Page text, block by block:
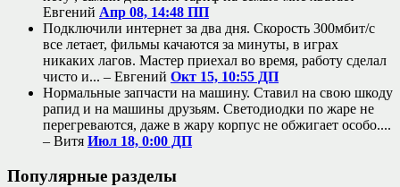
Евгений Апр 08, 14:48 ПП
Подключили интернет за два дня. Скорость 300мбит/с
все летает, фильмы качаются за минуты, в играх
никаких лагов. Мастер приехал во время, работу сделал
чисто и... – Евгений Окт 15, 10:55 ДП
Нормальные запчасти на машину. Ставил на свою шкоду
рапид и на машины друзьям. Светодиодки по жаре не
перегреваются, даже в жару корпус не обжигает особо....
– Витя Июл 18, 0:00 ДП
Популярные разделы